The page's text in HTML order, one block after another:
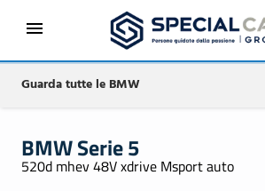
Guarda tutte le BMW
BMW Serie 5
520d mhev 48V xdrive Msport auto